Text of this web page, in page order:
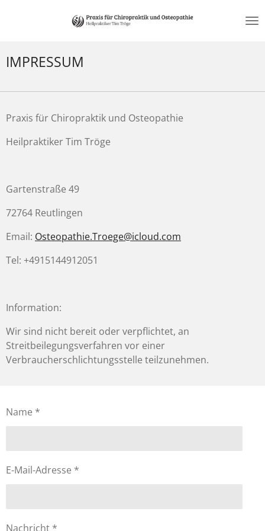
IMPRESSUM
Praxis für Chiropraktik und Osteopathie
HeilpraktikerTim Tröge
Gartenstraße 49
72764 Reutlingen
Email: Osteopathie.Troege@icloud.com
Tel: +4915144912051
Information:
Wir sind nicht bereit oder verpflichtet, an
Streitbeilegungsverfahren vor einer
Verbraucherschlichtungsstelle teilzunehmen.
Name *
E-Mail-Adresse *
Nachricht *